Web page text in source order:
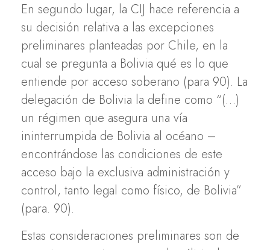
En segundo lugar, la CIJ hace referencia a
su decisión relativa a las excepciones
preliminares planteadas por Chile, en la
cual se pregunta a Bolivia qué es lo que
entiende por acceso soberano (para 90). La
delegación de Bolivia la define como “(…)
un régimen que asegura una vía
ininterrumpida de Bolivia al océano –
encontrándose las condiciones de este
acceso bajo la exclusiva administración y
control, tanto legal como físico, de Bolivia”
(para. 90).
Estas consideraciones preliminares son de